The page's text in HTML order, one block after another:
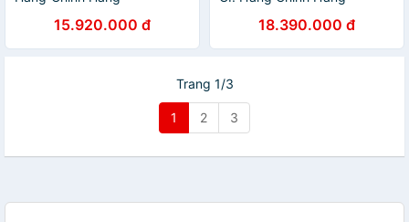
15.920.000 đ 18.390.000 đ
Trang 1/3
1 2 3